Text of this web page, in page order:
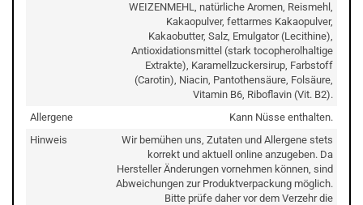
WEIZENMEHL, natürliche Aromen, Reismehl,
Kakaopulver, fettarmes Kakaopulver,
Kakaobutter, Salz, Emulgator (Lecithine),
Antioxidationsmittel (stark tocopherolhaltige
Extrakte), Karamellzuckersirup, Farbstoff
(Carotin), Niacin, Pantothensäure, Folsäure,
Vitamin B6, Riboflavin (Vit. B2).
Allergene
Kann Nüsse enthalten.
Hinweis
Wir bemühen uns, Zutaten und Allergene stets
korrekt und aktuell online anzugeben. Da
Hersteller Änderungen vornehmen können, sind
Abweichungen zur Produktverpackung möglich.
Bitte prüfe daher vor dem Verzehr die